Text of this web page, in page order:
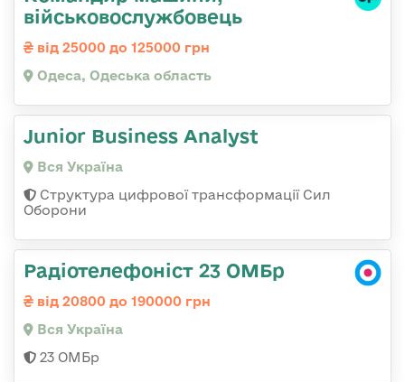
військовослужбовець
від 25000 до 125000 грн
Одеса, Одеська область
Junior Business Analyst
Вся Україна
Структура цифрової трансформації Сил
Оборони
Радіотелефоніст 23 ОМБр
від 20800 до 190000 грн
Вся Україна
23 ОМБр